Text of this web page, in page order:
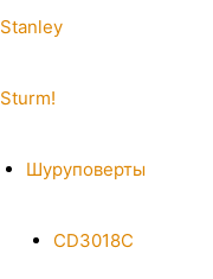
Stanley
Sturm!
Шуруповерты
CD3018C